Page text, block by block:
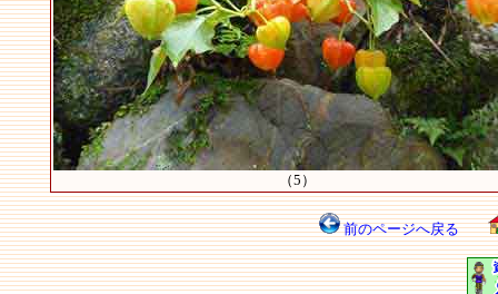
（5）
前のページへ戻る